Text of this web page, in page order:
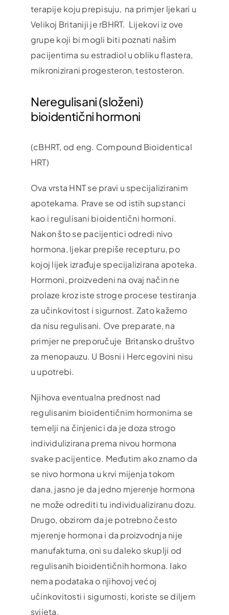
terapije koju prepisuju, na primjer ljekari u
Velikoj Britaniji je rBHRT. Lijekovi iz ove
grupe koji bi mogli biti poznati našim
pacijentima su estradiol u obliku flastera,
mikronizirani progesteron, testosteron.
Neregulisani (složeni)
bioidentični hormoni
(cBHRT, od eng. Compound Bioidentical
HRT)
Ova vrsta HNT se pravi u specijaliziranim
apotekama. Prave se od istih supstanci
kao i regulisani bioidentični hormoni.
Nakon što se pacijentici odredi nivo
hormona, ljekar prepiše recepturu, po
kojoj lijek izrađuje specijalizirana apoteka.
Hormoni, proizvedeni na ovaj način ne
prolaze kroz iste stroge procese testiranja
za učinkovitost i sigurnost. Zato kažemo
da nisu regulisani. Ove preparate, na
primjer ne preporučuje Britansko društvo
za menopauzu. U Bosni i Hercegovini nisu
u upotrebi.
Njihova eventualna prednost nad
regulisanim bioidentičnim hormonima se
temelji na činjenici da je doza strogo
individulizirana prema nivou hormona
svake pacijentice. Međutim ako znamo da
se nivo hormona u krvi mijenja tokom
dana, jasno je da jedno mjerenje hormona
ne može odrediti tu individualiziranu dozu.
Drugo, obzirom da je potrebno često
mjerenje hormona i da proizvodnja nije
manufakturna, oni su daleko skuplji od
regulisanih bioidentičnih hormona. Iako
nema podataka o njihovoj većoj
učinkovitosti i sigurnosti, koriste se diljem
svijeta.